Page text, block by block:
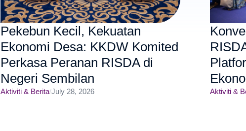
Pekebun Kecil, Kekuatan
Ekonomi Desa: KKDW Komited
Perkasa Peranan RISDA di
Negeri Sembilan
Aktiviti & Berita/July 28, 2026 Aktiviti &